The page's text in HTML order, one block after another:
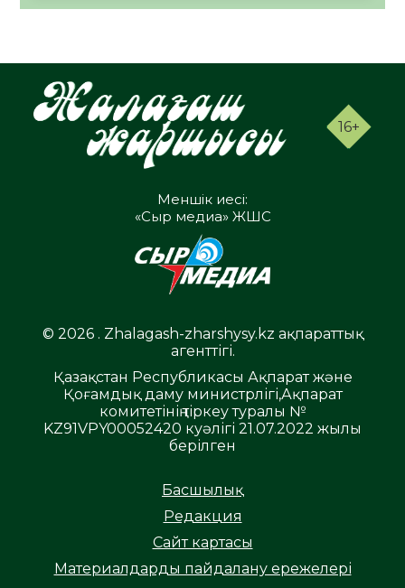
16+
Меншік иесі:
«Сыр медиа» ЖШС
© 2026 . Zhalagash-zharshysy.kz ақпараттық
агенттігі.
Қазақстан Республикасы Ақпарат және
Қоғамдық даму министрлігі,Ақпарат
комитетінің тіркеу туралы №
KZ91VPY00052420 куәлігі 21.07.2022 жылы
берілген
Басшылық
Редакция
Сайт картасы
Материалдарды пайдалану ережелері